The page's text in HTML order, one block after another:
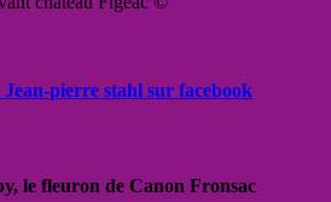
pierre stahl sur facebook
le fleuron de Canon Fronsac